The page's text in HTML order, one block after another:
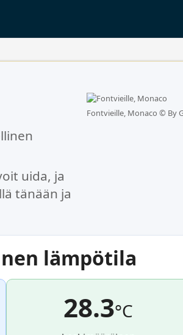
uida, ja
tänään ja
Fontvieille, Monaco © By
lämpötila
28.3°C